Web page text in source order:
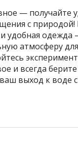
— получайте
с природой!
удобная одежда
атмосферу
и всегда
выход к воде